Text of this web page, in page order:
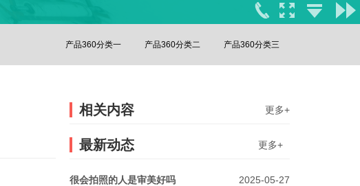
产品360分类一 产品360分类二 产品360分类三
更多+
相关内容
更多+
最新动态
2025-05-27
很会拍照的人是审美好吗